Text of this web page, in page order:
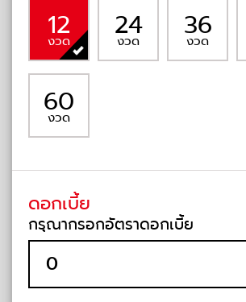
12
งวด 24
งวด 36
งวด
60
งวด
ดอกเบี้ย
กรุณากรอกอัตราดอกเบี้ย